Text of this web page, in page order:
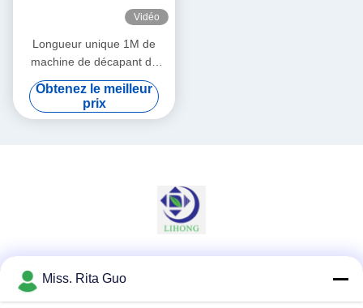
Vidéo
Longueur unique 1M de
machine de décapant de
chaussure de Cleanroom
pour une personne 20W
Obtenez le meilleur
prix
Les réseaux sociaux
Miss. Rita Guo